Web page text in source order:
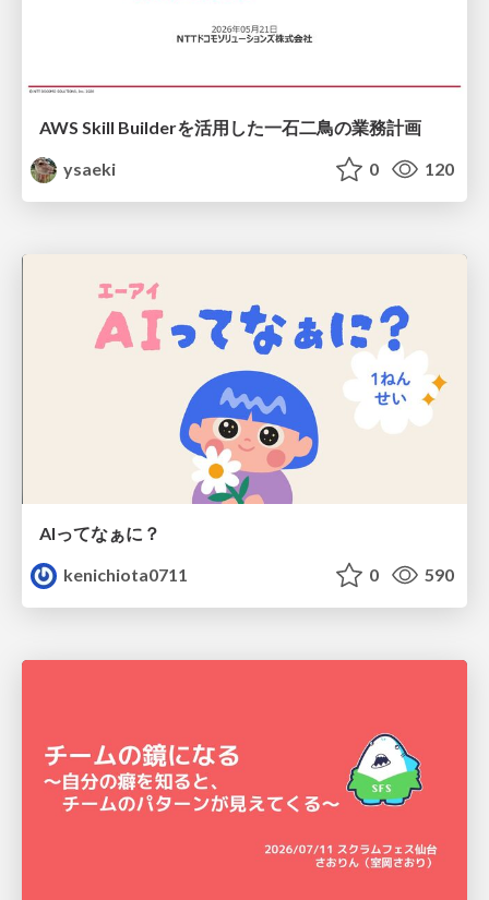
AWS Skill Builderを活用した一石二鳥の業務計画
ysaeki
0 120
AIってなぁに？
kenichiota0711
0 590